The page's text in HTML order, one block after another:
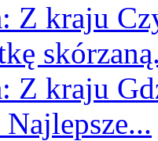
Z kraju
Z kraju